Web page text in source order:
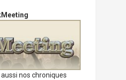
nos chroniques